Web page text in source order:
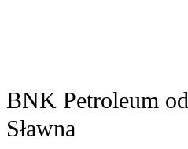
BNK Petroleum
Sławna